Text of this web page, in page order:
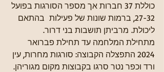
כוללת 37 חברות אך מספר הסורגות בפועל
27-32, ברמות שונות של פעילות  בהתאם
ליכולת. מרביתן תושבות בני דרור.
מתחילת המלחמה עד תחילת פברואר
2024 התפצלה הקבוצה: סורגות מחרות, עין
ורד וכפר נטר סרגו בקבוצות מקום מגוריהן.